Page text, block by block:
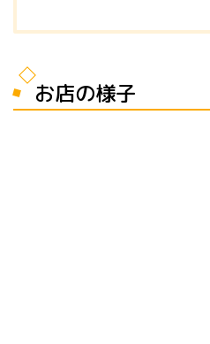
お店の様子